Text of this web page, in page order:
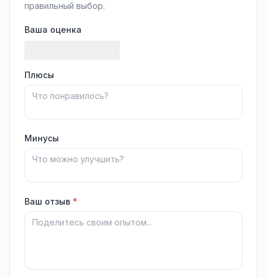
правильный выбор.
Ваша оценка
Плюсы
Минусы
Ваш отзыв *